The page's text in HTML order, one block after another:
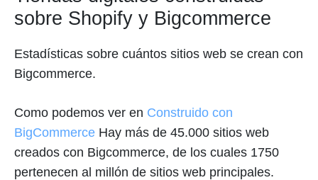
sobre Shopify y Bigcommerce
Estadísticas sobre cuántos sitios web se crean con
Bigcommerce.
Como podemos ver en Construido con
BigCommerce Hay más de 45.000 sitios web
creados con Bigcommerce, de los cuales 1750
pertenecen al millón de sitios web principales.